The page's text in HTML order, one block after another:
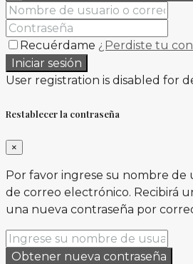
Recuérdame ¿Perdiste tu
Iniciar sesión
User registration is disabled for
Restablecer la contraseña
×
Por favor ingrese su nombre de
de correo electrónico. Recibirá
una nueva contraseña por
Obtener nueva contraseña